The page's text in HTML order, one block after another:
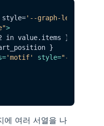
style='--graph-length:
>
in value.items }
}
='motif' style="--start: {
에 여러 서열을 나